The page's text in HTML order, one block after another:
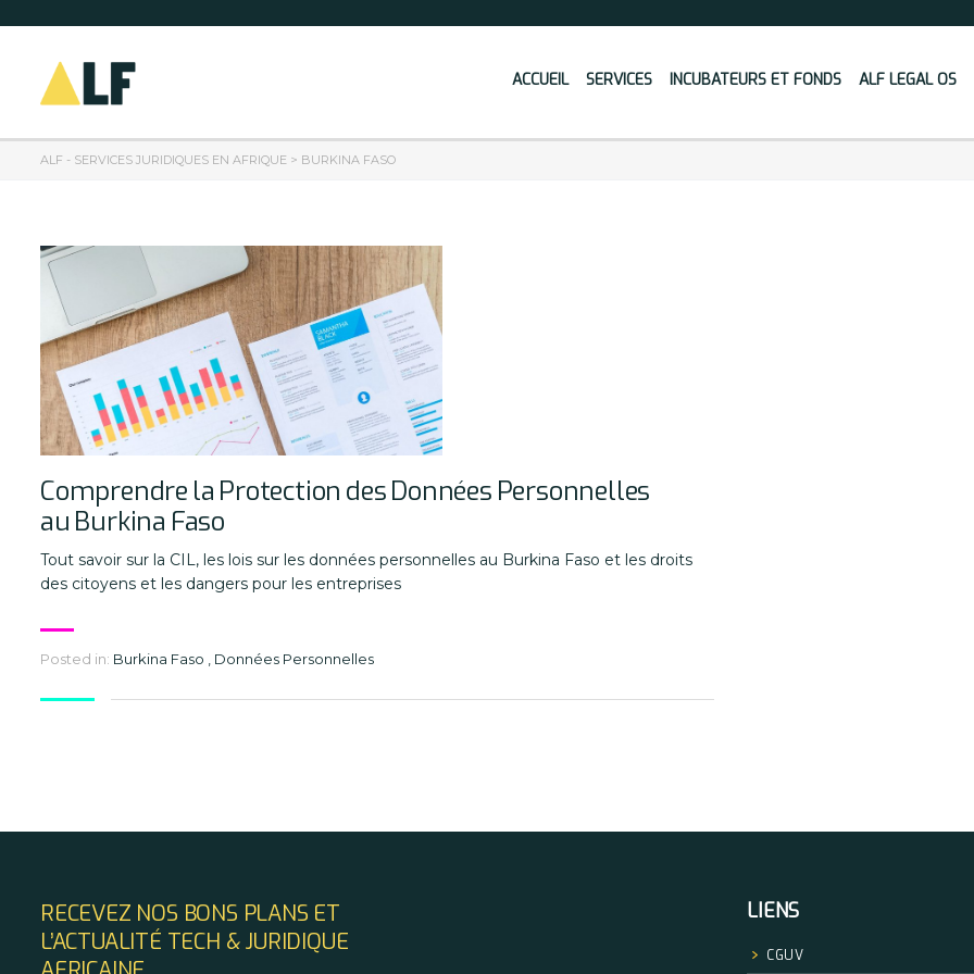
ACCUEIL SERVICES INCUBATEURS ET FONDS ALF LEGAL OS
ALF - SERVICES JURIDIQUES EN AFRIQUE > BURKINA FASO
Comprendre la Protection des Données Personnelles
au Burkina Faso
Tout savoir sur la CIL, les lois sur les données personnelles au Burkina Faso et les droits
des citoyens et les dangers pour les entreprises
Posted in: Burkina Faso , Données Personnelles
RECEVEZ NOS BONS PLANS ET
L’ACTUALITÉ TECH & JURIDIQUE
LIENS
CGUV